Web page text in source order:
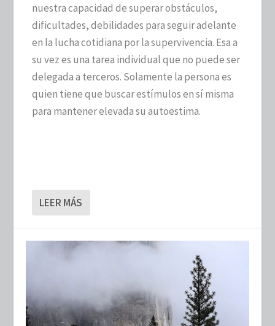
nuestra capacidad de superar obstáculos,
dificultades, debilidades para seguir adelante
en la lucha cotidiana por la supervivencia. Esa a
su vez es una tarea individual que no puede ser
delegada a terceros. Solamente la persona es
quien tiene que buscar estímulos en sí misma
para mantener elevada su autoestima.
LEER MÁS